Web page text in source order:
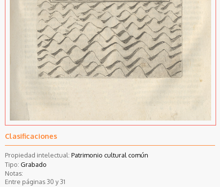
Clasificaciones
Propiedad intelectual: Patrimonio cultural común
Tipo: Grabado
Notas:
Entre páginas 30 y 31